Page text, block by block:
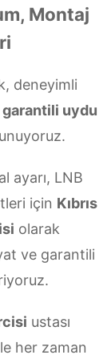
Montaj
deneyimli
garantili uydu
ayarı, LNB
için Kıbrıs
olarak
ve garantili
ustası
her zaman